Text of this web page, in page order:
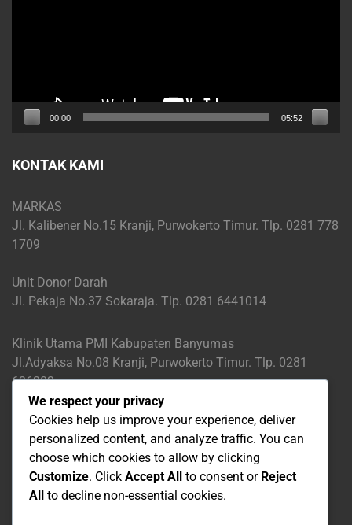
00:00 05:52
KONTAK KAMI
MARKAS
Jl. Kalibener No.15 Kranji, Purwokerto Timur. Tlp. 0281 778
1709
Unit Donor Darah
Jl. Pekaja No.37 Sokaraja. Tlp. 0281 6441014
Klinik Utama PMI Kabupaten Banyumas
Jl.Adyaksa No.08 Kranji, Purwokerto Timur. Tlp. 0281
636303
Klinik Pratama Sokaraja
Jl.Pekaja No.37 Sokaraja. Tlp. 0281 6441000
Klinik Pratama Kalibener
Jl.Kalibener No.15 Kranji, Purwokerto Timur. Tlp. 0281
We respect your privacy
Cookies help us improve your experience, deliver
personalized content, and analyze traffic. You can
choose which cookies to allow by clicking
Customize. Click Accept All to consent or Reject
All to decline non-essential cookies.